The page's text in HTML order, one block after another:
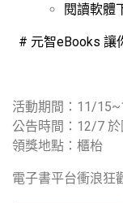
閱讀軟體
# 元智eBooks 讓
活動期間：11/
公告時間：12/7
領獎地點：櫃枱
電子書平台衝浪狂